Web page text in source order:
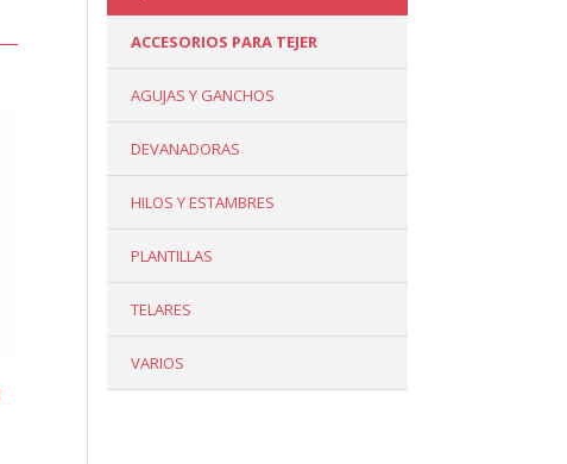
ACCESORIOS PARA TEJER
AGUJAS Y GANCHOS
DEVANADORAS
HILOS Y ESTAMBRES
PLANTILLAS
TELARES
VARIOS